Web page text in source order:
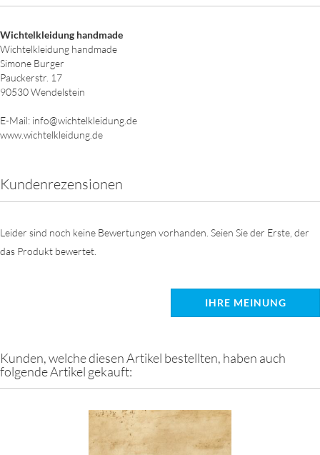
Wichtelkleidung handmade
Wichtelkleidung handmade
Simone Burger
Pauckerstr. 17
90530 Wendelstein
E-Mail: info@wichtelkleidung.de
www.wichtelkleidung.de
Kundenrezensionen
Leider sind noch keine Bewertungen vorhanden. Seien Sie der Erste, der
das Produkt bewertet.
IHRE MEINUNG
Kunden, welche diesen Artikel bestellten, haben auch
folgende Artikel gekauft: